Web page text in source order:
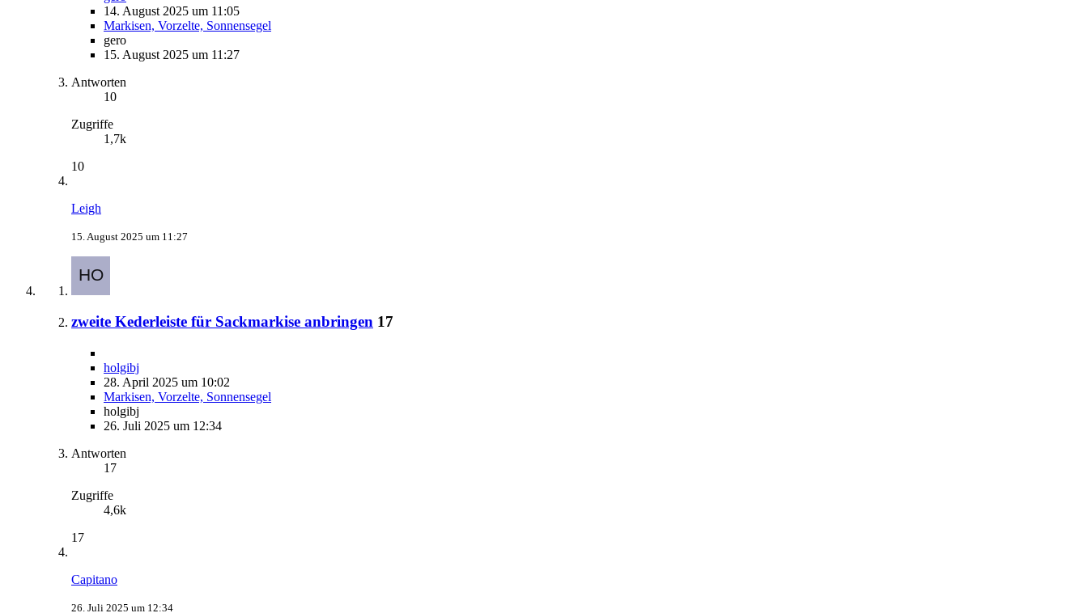
14. August 2025 um 11:05
Markisen, Vorzelte, Sonnensegel
gero
15. August 2025 um 11:27
Antworten
10
Zugriffe
1,7k
10
Leigh
15. August 2025 um 11:27
zweite Kederleiste für Sackmarkise anbringen 17
holgibj
28. April 2025 um 10:02
Markisen, Vorzelte, Sonnensegel
holgibj
26. Juli 2025 um 12:34
Antworten
17
Zugriffe
4,6k
17
Capitano
26. Juli 2025 um 12:34